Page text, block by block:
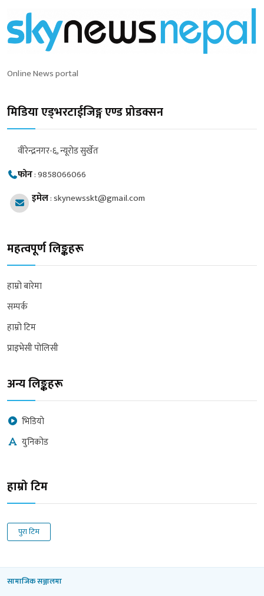
Online News portal
मिडिया एड्भरटाईजिङ्ग एण्ड प्रोडक्सन
वीरेन्द्रनगर-६, न्यूरोड सुर्खेत
फोन:9858066066
इमेल:skynewsskt@gmail.com
महत्वपूर्ण लिङ्कहरू
हाम्रो बारेमा
सम्पर्क
हाम्रो टिम
प्राइभेसी पोलिसी
अन्य लिङ्कहरू
भिडियो
युनिकोड
हाम्रो टिम
पुरा टिम
सामाजिक सञ्जालमा